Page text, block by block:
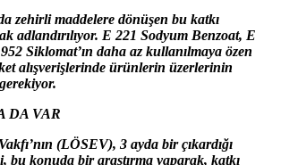
zehirli maddelere dönüşen bu katkı
adlandırılıyor. E 221 Sodyum Benzoat, E
Siklomat’ın daha az kullanılmaya özen
alışverişlerinde ürünlerin üzerlerinin
DA VAR
(LÖSEV), 3 ayda bir çıkardığı
bu konuda bir araştırma yaparak, katkı